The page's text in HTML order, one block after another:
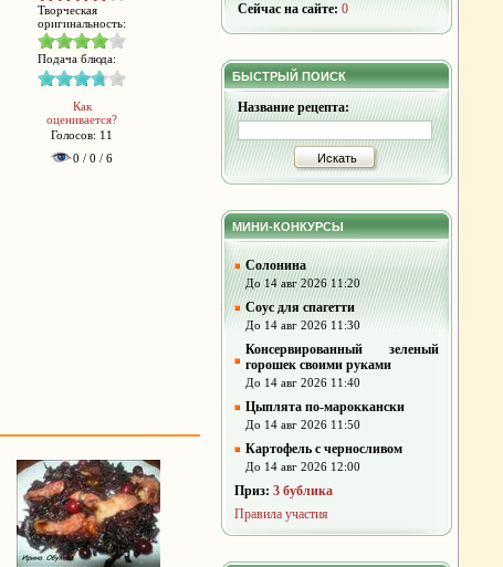
Творческая
оригинальность:
Подача блюда:
Как
оценивается?
Голосов: 11
0 / 0 / 6
Сейчас на сайте: 0
БЫСТРЫЙ ПОИСК
Название рецепта:
Искать
МИНИ-КОНКУРСЫ
Солонина
До 14 авг 2026 11:20
Соус для спагетти
До 14 авг 2026 11:30
Консервированный зеленый
горошек своими руками
До 14 авг 2026 11:40
Цыплята по-мароккански
До 14 авг 2026 11:50
Картофель с черносливом
До 14 авг 2026 12:00
Приз: 3 бублика
Правила участия